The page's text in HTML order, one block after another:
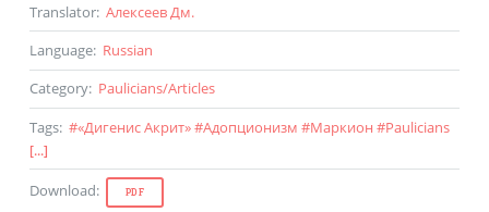
Translator: Алексеев Дм.
Language: Russian
Category: Paulicians/Articles
Tags: #«Дигенис Акрит»#Адопционизм #Маркион #Paulicians
[...]
Download: PDF